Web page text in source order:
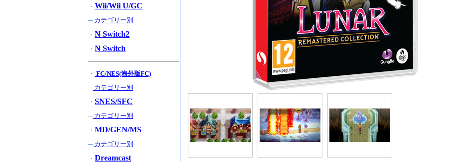
・ Wii/Wii U/GC
─カテゴリー別
・ N Switch2
・ N Switch
・ FC/NES(海外版FC)
─カテゴリー別
・ SNES/SFC
─カテゴリー別
・ MD/GEN/MS
─カテゴリー別
・ Dreamcast